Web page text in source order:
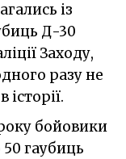
із
Д-30
Заходу,
разу не
бойовики
50 гаубиць